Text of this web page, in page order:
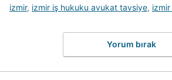
izmir, izmir iş hukuku avukat tavsiye, izmir
Yorum bırak